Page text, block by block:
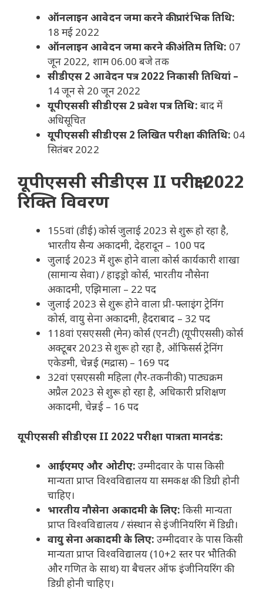
ऑनलाइन आवेदन जमा करने की प्रारंभिक तिथि:
18 मई 2022
ऑनलाइन आवेदन जमा करने की अंतिम तिथि: 07
जून 2022, शाम 06.00 बजे तक
सीडीएस 2 आवेदन पत्र 2022 निकासी तिथियां –
14 जून से 20 जून 2022
यूपीएससी सीडीएस 2 प्रवेश पत्र तिथि: बाद में
अधिसूचित
यूपीएससी सीडीएस 2 लिखित परीक्षा की तिथि: 04
सितंबर 2022
यूपीएससी सीडीएस II परीक्षा 2022
रिक्ति विवरण
155वां (डीई) कोर्स जुलाई 2023 से शुरू हो रहा है,
भारतीय सैन्य अकादमी, देहरादून – 100 पद
जुलाई 2023 में शुरू होने वाला कोर्स कार्यकारी शाखा
(सामान्य सेवा) / हाइड्रो कोर्स, भारतीय नौसेना
अकादमी, एझिमाला – 22 पद
जुलाई 2023 से शुरू होने वाला प्री-फ्लाइंग ट्रेनिंग
कोर्स, वायु सेना अकादमी, हैदराबाद – 32 पद
118वां एसएससी (मेन) कोर्स (एनटी) (यूपीएससी) कोर्स
अक्टूबर 2023 से शुरू हो रहा है, ऑफिसर्स ट्रेनिंग
एकेडमी, चेन्नई (मद्रास) – 169 पद
32वां एसएससी महिला (गैर-तकनीकी) पाठ्यक्रम
अप्रैल 2023 से शुरू हो रहा है, अधिकारी प्रशिक्षण
अकादमी, चेन्नई – 16 पद
यूपीएससी सीडीएस II 2022 परीक्षा पात्रता मानदंड:
आईएमए और ओटीए: उम्मीदवार के पास किसी
मान्यता प्राप्त विश्वविद्यालय या समकक्ष की डिग्री होनी
चाहिए।
भारतीय नौसेना अकादमी के लिए: किसी मान्यता
प्राप्त विश्वविद्यालय / संस्थान से इंजीनियरिंग में डिग्री।
वायु सेना अकादमी के लिए: उम्मीदवार के पास किसी
मान्यता प्राप्त विश्वविद्यालय (10+2 स्तर पर भौतिकी
और गणित के साथ) या बैचलर ऑफ इंजीनियरिंग की
डिग्री होनी चाहिए।